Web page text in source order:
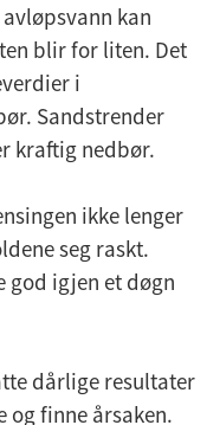
kan
blir for liten. Det
i
Sandstrender
kraftig nedbør.
ikke lenger
seg raskt.
god igjen et døgn
dårlige resultater
og finne årsaken.